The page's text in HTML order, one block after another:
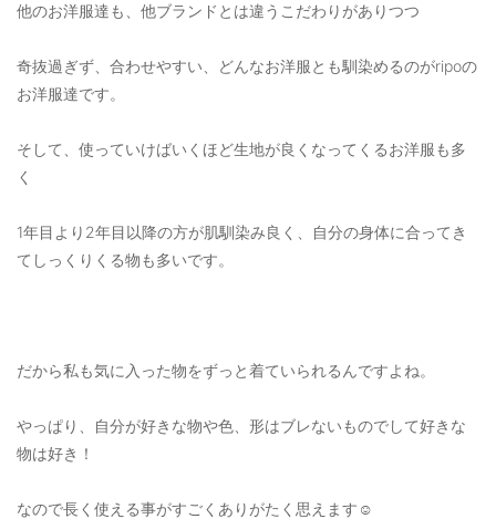
他のお洋服達も、他ブランドとは違うこだわりがありつつ
奇抜過ぎず、合わせやすい、どんなお洋服とも馴染めるのがripoの
お洋服達です。
そして、使っていけばいくほど生地が良くなってくるお洋服も多
く
1年目より2年目以降の方が肌馴染み良く、自分の身体に合ってき
てしっくりくる物も多いです。
だから私も気に入った物をずっと着ていられるんですよね。
やっぱり、自分が好きな物や色、形はブレないものでして好きな
物は好き！
なので長く使える事がすごくありがたく思えます☺️